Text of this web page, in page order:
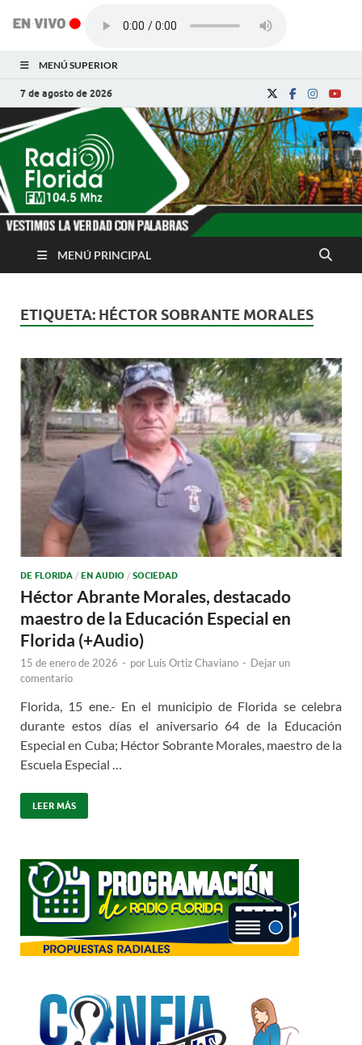
MENÚ SUPERIOR
7 de agosto de 2026
Radio Florida de
Cuba
Noticias y Actualidades de Florida, Camagüey,
MENÚ PRINCIPAL
ETIQUETA: HÉCTOR SOBRANTE MORALES
DE FLORIDA / EN AUDIO / SOCIEDAD
Héctor Abrante Morales, destacado
maestro de la Educación Especial en
Florida (+Audio)
15 de enero de 2026 - por Luis Ortiz Chaviano - Dejar un
comentario
Florida, 15 ene.- En el municipio de Florida se celebra
durante estos días el aniversario 64 de la Educación
Especial en Cuba; Héctor Sobrante Morales, maestro de la
Escuela Especial …
LEER MÁS